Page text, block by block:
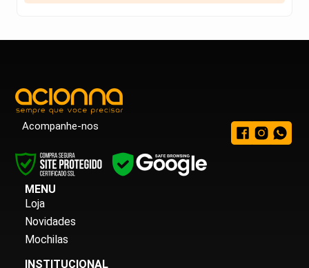
Acompanhe-nos
MENU
Loja
Novidades
Mochilas
INSTITUCIONAL